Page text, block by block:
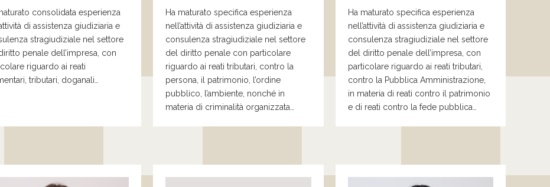
consolidata esperienza
di assistenza giudiziaria e
stragiudiziale nel settore
penale dell’impresa, con
riguardo ai reati
tributari, doganali…
Ha maturato specifica esperienza
nell’attività di assistenza giudiziaria e
consulenza stragiudiziale nel settore
del diritto penale con particolare
riguardo ai reati tributari contro la
persona, il patrimonio, l’ordine
pubblico, l’ambiente , nonché in
materia di criminalità organizzata…
Ha maturato specifica esperienza
nell’attività di assistenza giudiziaria e
consulenza stragiudiziale nel settore
del diritto penale dell’impresa, con
particolare riguardo ai reati tributari,
contro la Pubblica Amministrazione,
in materia di reati contro il patrimonio
e di reati contro la fede pubblica…